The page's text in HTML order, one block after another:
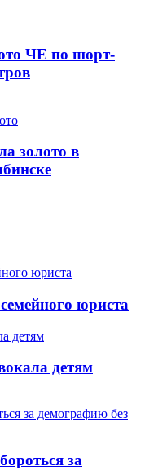
ЧЕ по шорт-
золото в
юриста
детям
за